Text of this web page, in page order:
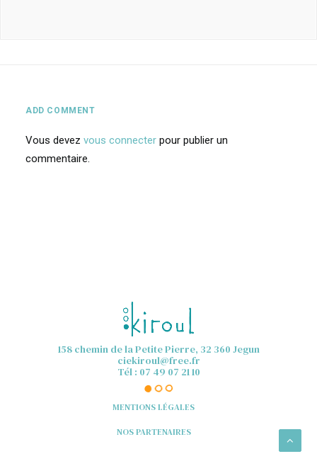
ADD COMMENT
Vous devez vous connecter pour publier un
commentaire.
158 chemin de la Petite Pierre, 32 360 Jegun
ciekiroul@free.fr
Tél : 07 49 07 21 10
MENTIONS LÉGALES
NOS PARTENAIRES